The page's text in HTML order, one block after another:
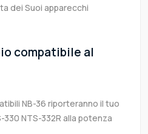
dei Suoi apparecchi
compatibile al
NB-36 riporteranno il tuo
NTS-332R alla potenza